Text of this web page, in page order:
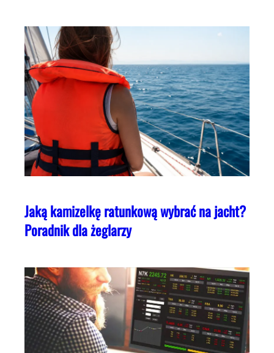
Jaką kamizelkę ratunkową wybrać na jacht?
Poradnik dla żeglarzy